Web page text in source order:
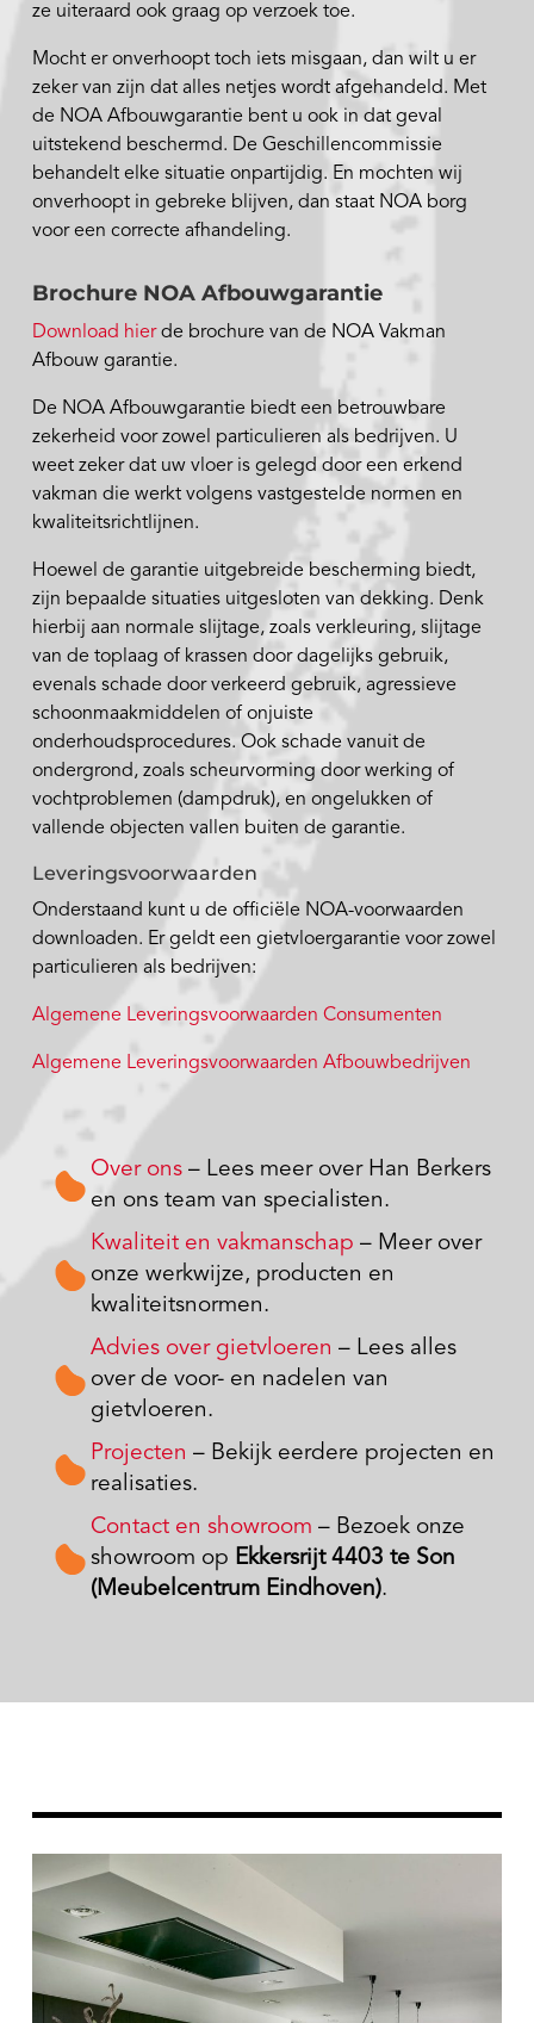
ze uiteraard ook graag op verzoek toe.
Mocht er onverhoopt toch iets misgaan, dan wilt u er
zeker van zijn dat alles netjes wordt afgehandeld. Met
de NOA Afbouwgarantie bent u ook in dat geval
uitstekend beschermd. De Geschillencommissie
behandelt elke situatie onpartijdig. En mochten wij
onverhoopt in gebreke blijven, dan staat NOA borg
voor een correcte afhandeling.
Brochure NOA Afbouwgarantie
Download hierde brochure van de NOA Vakman
Afbouw garantie.
De NOA Afbouwgarantie biedt een betrouwbare
zekerheid voor zowel particulieren als bedrijven. U
weet zeker dat uw vloer is gelegd door een erkend
vakman die werkt volgens vastgestelde normen en
kwaliteitsrichtlijnen.
Hoewel de garantie uitgebreide bescherming biedt,
zijn bepaalde situaties uitgesloten van dekking. Denk
hierbij aan normale slijtage, zoals verkleuring, slijtage
van de toplaag of krassen door dagelijks gebruik,
evenals schade door verkeerd gebruik, agressieve
schoonmaakmiddelen of onjuiste
onderhoudsprocedures. Ook schade vanuit de
ondergrond, zoals scheurvorming door werking of
vochtproblemen (dampdruk), en ongelukken of
vallende objecten vallen buiten de garantie.
Leveringsvoorwaarden
Onderstaand kunt u de officiële NOA-voorwaarden
downloaden. Er geldt een gietvloergarantie voor zowel
particulieren als bedrijven:
Algemene Leveringsvoorwaarden Consumenten
Algemene Leveringsvoorwaarden Afbouwbedrijven
Over ons – Lees meer over Han Berkers
en ons team van specialisten.
Kwaliteit en vakmanschap – Meer over
onze werkwijze, producten en
kwaliteitsnormen.
Advies over gietvloeren – Lees alles
over de voor- en nadelen van
gietvloeren.
Projecten – Bekijk eerdere projecten en
realisaties.
Contact en showroom– Bezoek onze
showroom op Ekkersrijt 4403 te Son
(Meubelcentrum Eindhoven).